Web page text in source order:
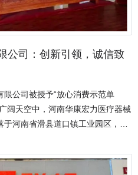
们都以诚信为底色，如实相告产品
实实在在的行动和真心诚意的服
好口碑。每一次的交易，都不仅
递与情感的交融，让消费者在购
与舒心。然而，安阳鸣恒商贸有
的践行者和奉献者。公司董事长
心事业中，为那些渴望知识的学
想、翱翔天际；他们关爱老年
阳的余晖更加绚烂多彩；他们也
用爱心为残疾人撑起一片希望的
生活。这些善举，如同春风化雨，
公司：创新引领，诚信致
公司被授予“放心消费示范单
阔天空中，河南华康宏力医疗器械
河南省滑县道口镇工业园区，紧
业，凭借良好的产品性能和完善
个完善的服务营销网络。公司的主